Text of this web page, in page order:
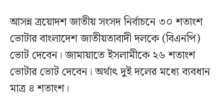
আসন্ন ত্রয়োদশ জাতীয় সংসদ নির্বাচনে ৩০ শতাংশ
ভোটার বাংলাদেশ জাতীয়তাবাদী দলকে (বিএনপি)
ভোট দেবেন। জামায়াতে ইসলামীকে ২৬ শতাংশ
ভোটার ভোট দেবেন। অর্থাৎ দুই দলের মধ্যে ব্যবধান
মাত্র ৪ শতাংশ।